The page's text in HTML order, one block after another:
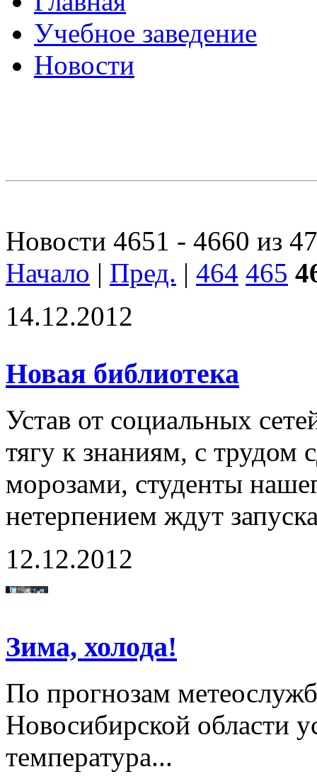
Учебное заведение
Новости
Новости 4651 - 4660 из
Начало | Пред. | 464 465
14.12.2012
Новая библиотека
Устав от социальных
тягу к знаниям, с
морозами, студенты
нетерпением ждут
12.12.2012
Зима, холода!
По прогнозам
Новосибирской области
температура...